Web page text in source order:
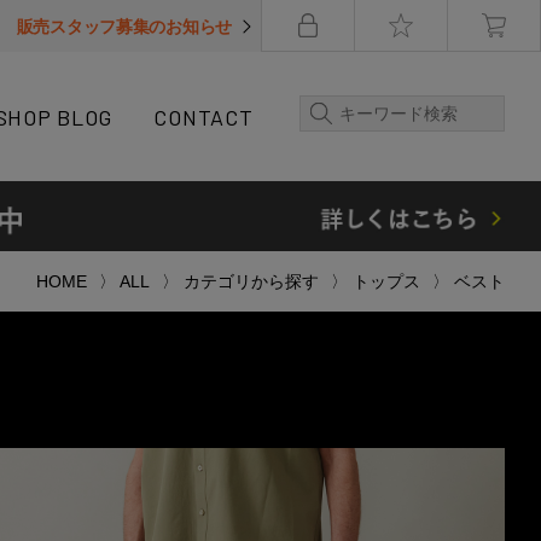
販売スタッフ募集のお知らせ
BLOG CONTACT
HOME ALL カテゴリから探す トップス ベスト